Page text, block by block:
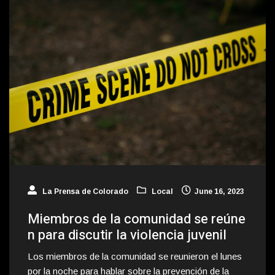
La Prensa de Colorado Local June 16, 2023
Miembros de la comunidad se reúne
n para discutir la violencia juvenil
Los miembros de la comunidad se reunieron el lunes
por la noche para hablar sobre la prevención de la